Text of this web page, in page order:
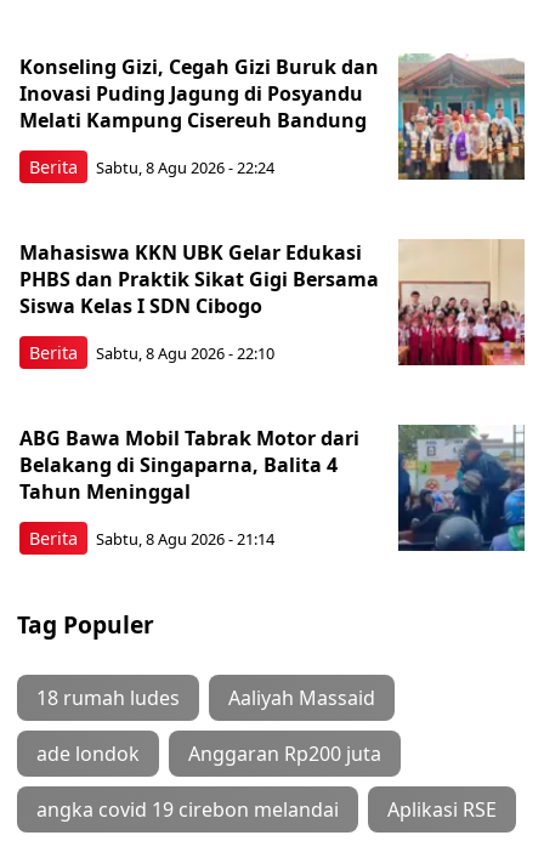
Berita
Konseling Gizi, Cegah Gizi Buruk dan
Inovasi Puding Jagung di Posyandu
Melati Kampung Cisereuh Bandung
Sabtu, 8 Agu 2026 - 22:24
Berita
Mahasiswa KKN UBK Gelar Edukasi
PHBS dan Praktik Sikat Gigi Bersama
Siswa Kelas I SDN Cibogo
Sabtu, 8 Agu 2026 - 22:10
Berita
ABG Bawa Mobil Tabrak Motor dari
Belakang di Singaparna, Balita 4
Tahun Meninggal
Sabtu, 8 Agu 2026 - 21:14
Tag Populer
18 rumah ludes Aaliyah Massaid
ade londok Anggaran Rp200 juta
angka covid 19 cirebon melandai Aplikasi RSE